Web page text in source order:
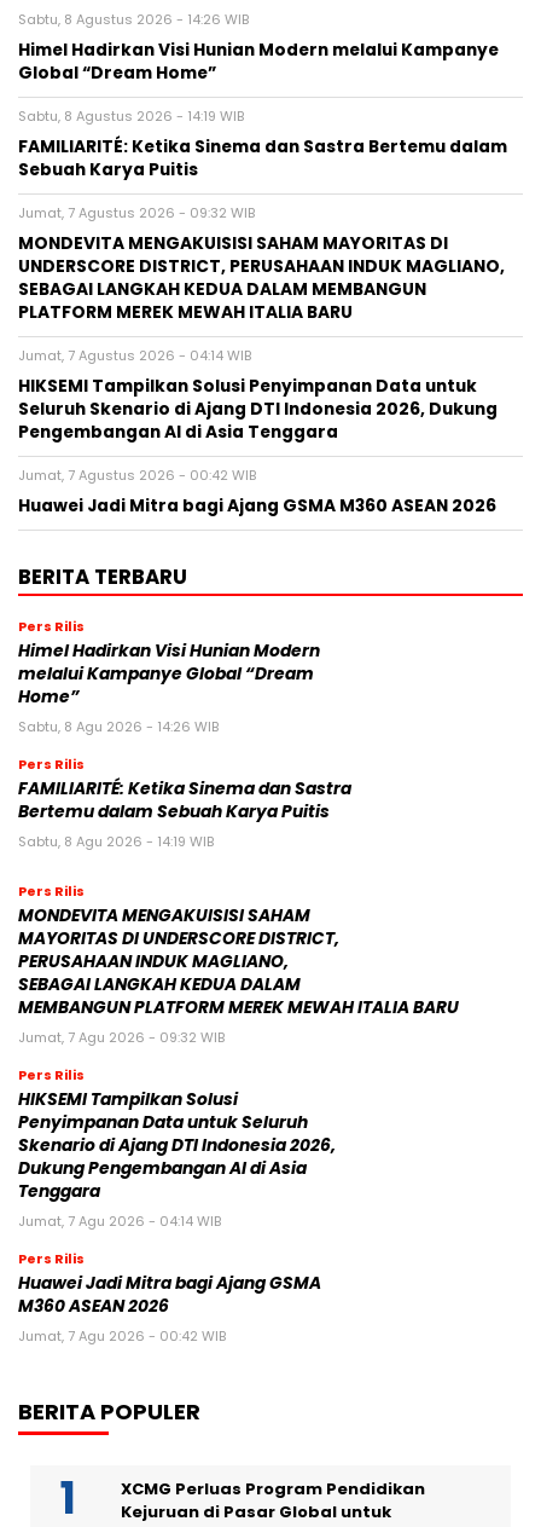
Sabtu, 8 Agustus 2026 - 14:26 WIB
Himel Hadirkan Visi Hunian Modern melalui Kampanye
Global “Dream Home”
Sabtu, 8 Agustus 2026 - 14:19 WIB
FAMILIARITÉ: Ketika Sinema dan Sastra Bertemu dalam
Sebuah Karya Puitis
Jumat, 7 Agustus 2026 - 09:32 WIB
MONDEVITA MENGAKUISISI SAHAM MAYORITAS DI
UNDERSCORE DISTRICT, PERUSAHAAN INDUK MAGLIANO,
SEBAGAI LANGKAH KEDUA DALAM MEMBANGUN
PLATFORM MEREK MEWAH ITALIA BARU
Jumat, 7 Agustus 2026 - 04:14 WIB
HIKSEMI Tampilkan Solusi Penyimpanan Data untuk
Seluruh Skenario di Ajang DTI Indonesia 2026, Dukung
Pengembangan AI di Asia Tenggara
Jumat, 7 Agustus 2026 - 00:42 WIB
Huawei Jadi Mitra bagi Ajang GSMA M360 ASEAN 2026
BERITA TERBARU
Pers Rilis
Himel Hadirkan Visi Hunian Modern
melalui Kampanye Global “Dream
Home”
Sabtu, 8 Agu 2026 - 14:26 WIB
Pers Rilis
FAMILIARITÉ: Ketika Sinema dan Sastra
Bertemu dalam Sebuah Karya Puitis
Sabtu, 8 Agu 2026 - 14:19 WIB
Pers Rilis
MONDEVITA MENGAKUISISI SAHAM
MAYORITAS DI UNDERSCORE DISTRICT,
PERUSAHAAN INDUK MAGLIANO,
SEBAGAI LANGKAH KEDUA DALAM
MEMBANGUN PLATFORM MEREK MEWAH ITALIA BARU
Jumat, 7 Agu 2026 - 09:32 WIB
Pers Rilis
HIKSEMI Tampilkan Solusi
Penyimpanan Data untuk Seluruh
Skenario di Ajang DTI Indonesia 2026,
Dukung Pengembangan AI di Asia
Tenggara
Jumat, 7 Agu 2026 - 04:14 WIB
Pers Rilis
Huawei Jadi Mitra bagi Ajang GSMA
M360 ASEAN 2026
Jumat, 7 Agu 2026 - 00:42 WIB
BERITA POPULER
XCMG Perluas Program Pendidikan
Kejuruan di Pasar Global untuk